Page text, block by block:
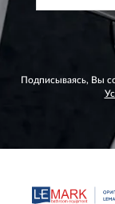
Подписываясь, Вы